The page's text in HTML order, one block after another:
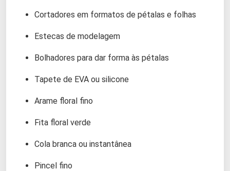
Cortadores em formatos de pétalas e folhas
Estecas de modelagem
Bolhadores para dar forma às pétalas
Tapete de EVA ou silicone
Arame floral fino
Fita floral verde
Cola branca ou instantânea
Pincel fino